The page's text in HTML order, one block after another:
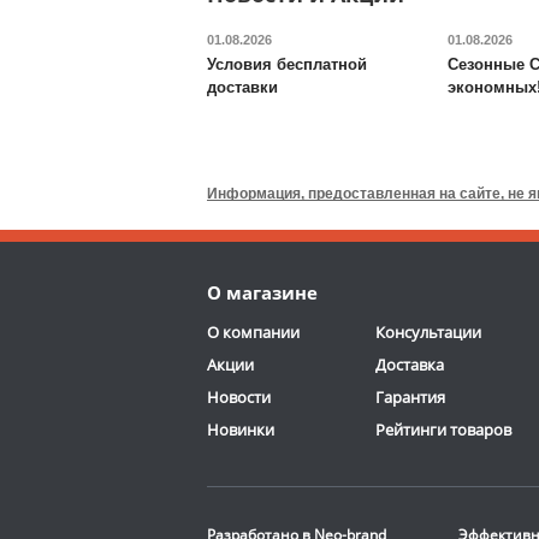
дня
ОТЗЫВОВ: 13
01.08.2026
Условия бесплатной
доставки
01.08.2026
Сезонные
экономных!
Информация, предоставленная на сайте, не
О магазине
О компании
Акции
Новости
Новинки
Консультации
Доставка
Гарантия
Рейтинги товаров